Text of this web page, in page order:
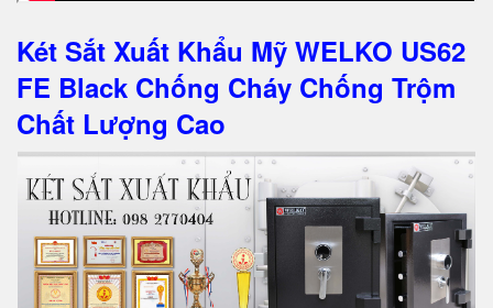
Két Sắt Xuất Khẩu Mỹ WELKO US62
FE Black Chống Cháy Chống Trộm
Chất Lượng Cao